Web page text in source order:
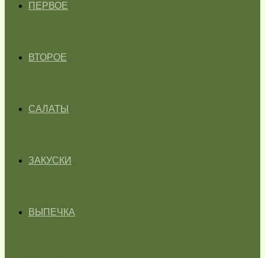
ПЕРВОЕ
ВТОРОЕ
САЛАТЫ
ЗАКУСКИ
ВЫПЕЧКА